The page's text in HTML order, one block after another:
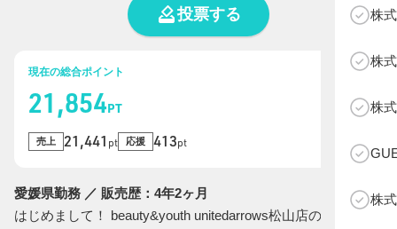
株
株
株
株
投票する
現在の総合ポイント
21,854PT
売上 21,441 pt 応援 413pt
愛媛県勤務 ／ 販売歴：4年2ヶ月
はじめまして！ beauty&youth unitedarrows松山店の木村と申